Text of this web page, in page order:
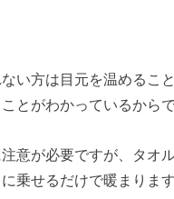
い方は目元を温めるこ
とがわかっているからで
意が必要ですが、タオ
乗せるだけで暖まりま